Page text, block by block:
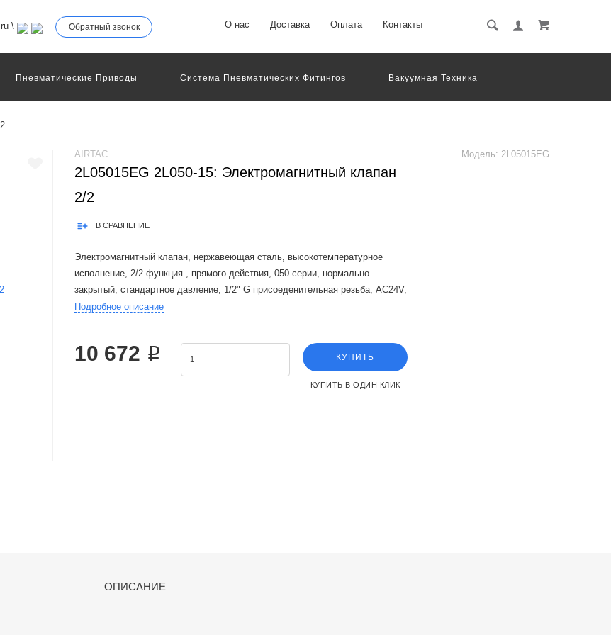
\ Обратный звонок О нас Доставка Оплата Контакты
Пневматические Приводы Система Пневматических Фитингов
Вакуумная Техника
Управления
Модель: 2L05015EG
AIRTAC
2L05015EG 2L050-15: Электромагнитный клапан
2/2
В СРАВНЕНИЕ
Электромагнитный клапан, нержавеющая сталь, высокотемпературное
исполнение, 2/2 функция , прямого действия, 050 серии, нормально
закрытый, стандартное давление, 1/2" G присоеденительная резьба, AC24V,
штекерная розетка
Подробное описание
10 672 ₽ КУПИТЬ
КУПИТЬ В ОДИН КЛИК
ОПИСАНИЕ